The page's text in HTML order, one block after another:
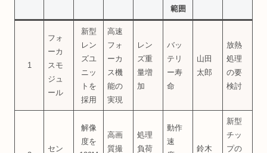
範囲
1
フォ
ーカ
スモ
ジュ
ール
新型
レン
ズユ
ニッ
トを
採用
高速
フォ
ーカ
ス機
能の
実現
レン
ズ重
量増
加
バッ
テリ
ー寿
命
山田
太郎
放熱
処理
の要
検討
セン
解像
度を
高画
質撮
処理
負荷
動作
速
鈴木
新型
チッ
プの